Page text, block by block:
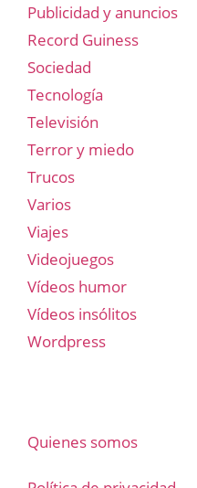
Publicidad y anuncios
Record Guiness
Sociedad
Tecnología
Televisión
Terror y miedo
Trucos
Varios
Viajes
Videojuegos
Vídeos humor
Vídeos insólitos
Wordpress
Quienes somos